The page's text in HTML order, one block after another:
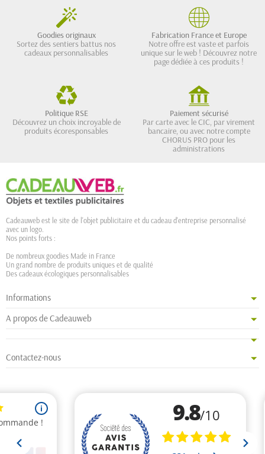
Goodies originaux
Sortez des sentiers battus nos
cadeaux personnalisables
Fabrication France et Europe
Notre offre est vaste et parfois
unique sur le web ! Découvrez notre
page dédiée à ces produits !
Politique RSE
Découvrez un choix incroyable de
produits écoresponsables
Paiement sécurisé
Par carte avec le CIC, par virement
bancaire, ou avec notre compte
CHORUS PRO pour les
administrations
Cadeauweb est le site de l'objet publicitaire et du cadeau d'entreprise personnalisé
avec un logo.
Nos points forts :
De nombreux goodies Made in France
Un grand nombre de produits uniques et de qualité
Des cadeaux écologiques personnalisables
Informations
A propos de Cadeauweb
Contactez-nous